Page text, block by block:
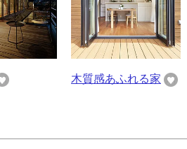
木質感あふれる家